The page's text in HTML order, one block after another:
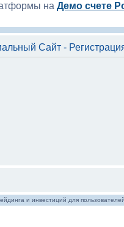
на Демо счете
Сайт -
и инвестиций для